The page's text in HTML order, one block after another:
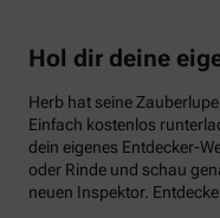
Hol dir deine
Herb hat seine
Einfach kostenlos
dein eigenes Entdecker-
oder Rinde und schau
neuen Inspektor.